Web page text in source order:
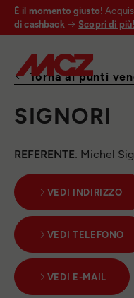
È il momento giusto!
di cashback
Scopri di più!
Torna ai punti
SIGNORI
REFERENTE: Michel
VEDI INDIRIZZO
VEDI TELEFONO
VEDI E-MAIL